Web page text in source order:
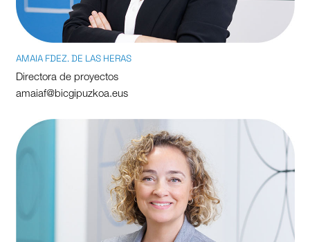
AMAIA FDEZ. DE LAS HERAS
Directora de proyectos
amaiaf@bicgipuzkoa.eus